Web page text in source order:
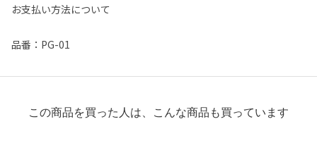
お支払い方法について
品番：PG-01
この商品を買った人は、こんな商品も買っています